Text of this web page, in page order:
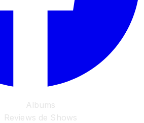
Albums
Reviews de Shows